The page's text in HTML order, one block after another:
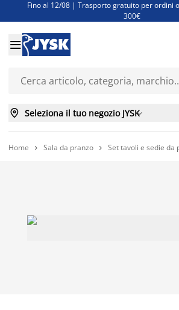
Fino al 12/08 | Trasporto gratuito per ordini
300€
Super offerte d'estate | Oltre 1.500
Finanziamenti - Scegli il piano di rimborso

 Seleziona il tuo negozio JYSK
Home  Sala da pranzo  Set tavoli e sedie da